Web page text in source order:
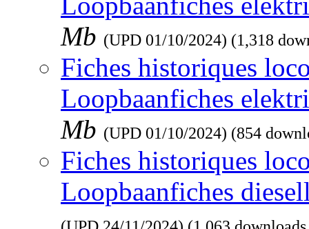
Mb (UPD 01/10/2024) (1,318
Fiches historiques
Loopbaanfiches
Mb (UPD 01/10/2024) (854
Fiches historiques
Loopbaanfiches